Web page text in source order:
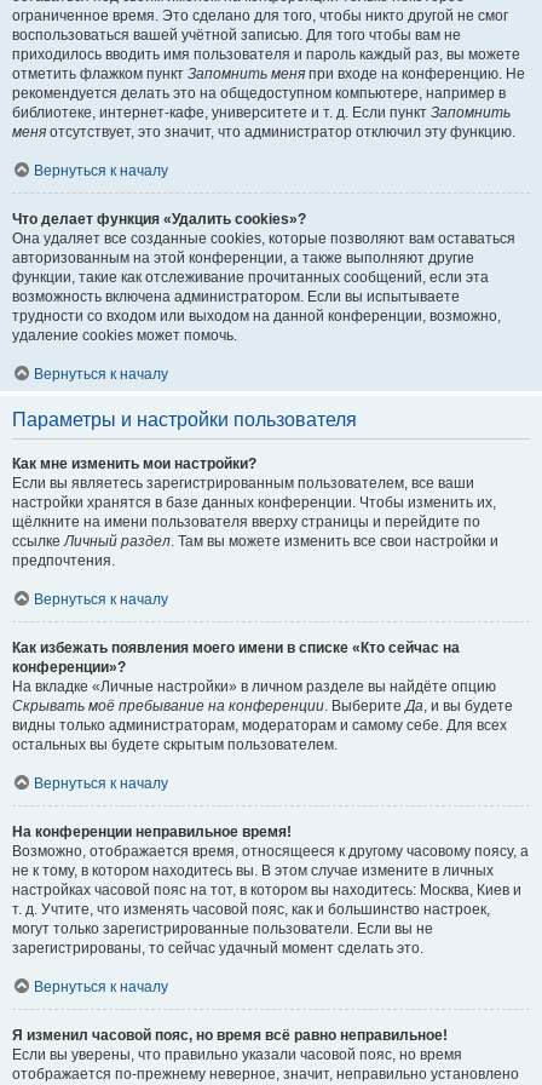
ограниченное время. Это сделано для того, чтобы никто другой не смог
воспользоваться вашей учётной записью. Для того чтобы вам не
приходилось вводить имя пользователя и пароль каждый раз, вы можете
отметить флажком пункт Запомнить меня при входе на конференцию. Не
рекомендуется делать это на общедоступном компьютере, например в
библиотеке, интернет-кафе, университете и т. д. Если пункт Запомнить
меня отсутствует, это значит, что администратор отключил эту функцию.
Вернуться к началу
Что делает функция «Удалить cookies»?
Она удаляет все созданные cookies, которые позволяют вам оставаться
авторизованным на этой конференции, а также выполняют другие
функции, такие как отслеживание прочитанных сообщений, если эта
возможность включена администратором. Если вы испытываете
трудности со входом или выходом на данной конференции, возможно,
удаление cookies может помочь.
Вернуться к началу
Параметры и настройки пользователя
Как мне изменить мои настройки?
Если вы являетесь зарегистрированным пользователем, все ваши
настройки хранятся в базе данных конференции. Чтобы изменить их,
щёлкните на имени пользователя вверху страницы и перейдите по
ссылкеЛичный раздел. Там вы можете изменить все свои настройки и
предпочтения.
Вернуться к началу
Как избежать появления моего имени в списке «Кто сейчас на
конференции»?
На вкладке «Личные настройки» в личном разделе вы найдёте опцию
Скрывать моё пребывание на конференции. ВыберитеДа, и вы будете
видны только администраторам, модераторам и самому себе. Для всех
остальных вы будете скрытым пользователем.
Вернуться к началу
На конференции неправильное время!
Возможно, отображается время, относящееся к другому часовому поясу, а
не к тому, в котором находитесь вы. В этом случае измените в личных
настройках часовой пояс на тот, в котором вы находитесь: Москва, Киев и
т. д. Учтите, что изменять часовой пояс, как и большинство настроек,
могут только зарегистрированные пользователи. Если вы не
зарегистрированы, то сейчас удачный момент сделать это.
Вернуться к началу
Я изменил часовой пояс, но время всё равно неправильное!
Если вы уверены, что правильно указали часовой пояс, но время
отображается по-прежнему неверное, значит, неправильно установлено